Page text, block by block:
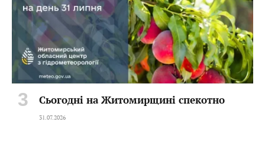
Сьогодні на Житомирщині спекотно
31.07.2026